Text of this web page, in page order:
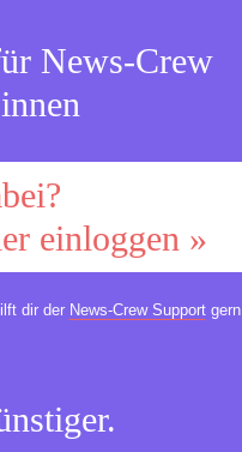
News-Crew
einloggen »
dir der News-Crew Supportgern